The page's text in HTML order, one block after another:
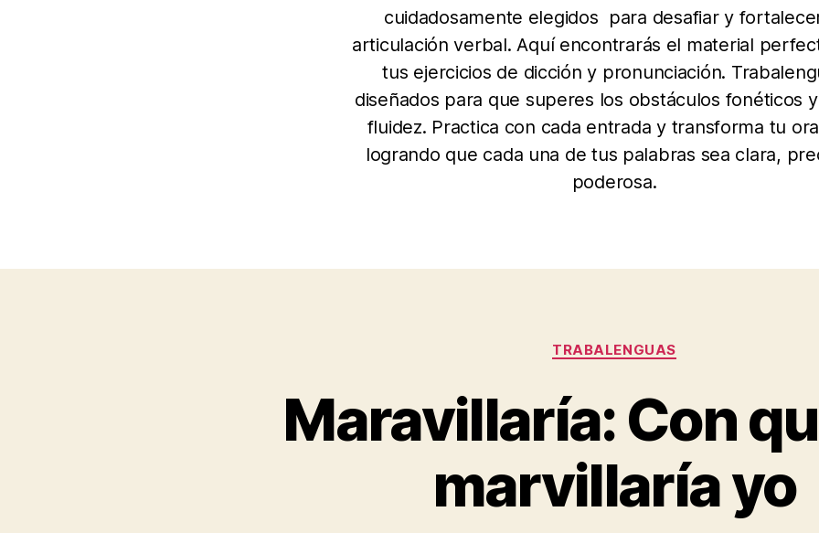
cuidadosamente elegidos para desafiar y
articulación verbal. Aquí encontrarás el material
tus ejercicios de dicción y pronunciación.
diseñados para que superes los obstáculos fonéticos
fluidez. Practica con cada entrada y transforma tu
logrando que cada una de tus palabras sea clara,
poderosa.
Categorías
TRABALENGUAS
Maravillaría: Con
marvillaría yo